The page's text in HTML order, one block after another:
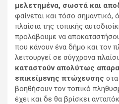
μελετημένα, σωστά και
φαίνεται και τόσο
πλαίσια της τοπικής
προλάβουμε να
που κάνουν ένα δήμο και τον
λειτουργεί σε σύγχρονα
καταστούν απολύτως
επικείμενης πτώχευσης
βοηθήσουν τον τοπικό
έχει και δε θα βρίσκει